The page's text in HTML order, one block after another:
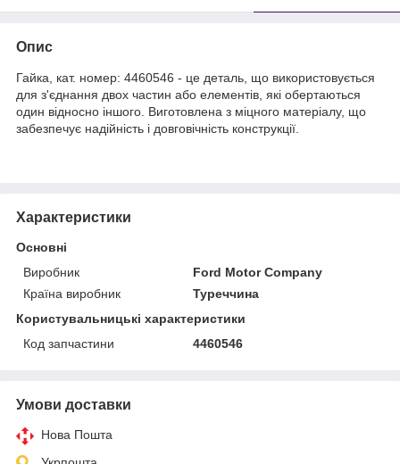
Опис
Гайка, кат. номер: 4460546 - це деталь, що використовується
для з'єднання двох частин або елементів, які обертаються
один відносно іншого. Виготовлена з міцного матеріалу, що
забезпечує надійність і довговічність конструкції.
Характеристики
Основні
Виробник
Ford Motor Company
Країна виробник
Туреччина
Користувальницькі характеристики
Код запчастини
4460546
Умови доставки
Нова Пошта